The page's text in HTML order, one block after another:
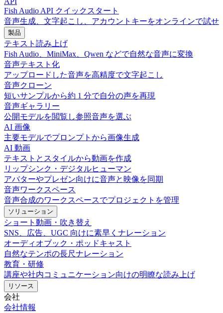
Fish Audio API クイックスタート
音声生成、文字起こし、アカウントキーをオンラインで試せ
製品
テキスト読み上げ
Fish Audio、MiniMax、Qwen などで自然な音声に変換
音声テキスト化
アップロードした音声を高精度で文字起こし
音声クローン
短いサンプルから約 1 分で自分の声を再現
音声ギャラリー
公開モデルを閲覧し参照音声を選ぶ
AI 画像
主要モデルでプロンプトから画像生成
AI 動画
テキストとスタイルから動画を作成
リップシンク・デジタルヒューマン
アバターやプレゼン向けに音声と映像を同期
音声ワークスペース
音声合成のワークスペースでプロジェクトを管理
ソリューション
ショート動画・吹き替え
SNS、広告、UGC 向けに素早くナレーション
オーディオブック・ポッドキャスト
自然なテンポの長尺ナレーション
教育・研修
講座や社内コミュニケーション向けの明瞭な読み上げ
リソース
会社
会社情報